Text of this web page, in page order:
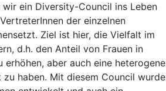
wir ein Diversity-Council ins Leben
der einzelnen
Ziel ist hier, die Vielfalt im
d.h. den Anteil von Frauen in
erhöhen, aber auch eine heterogene
haben. Mit diesem Council wurde